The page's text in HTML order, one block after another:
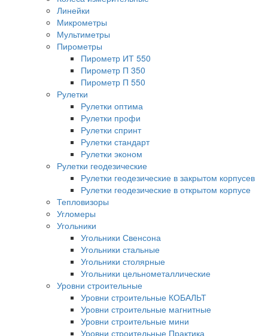
Линейки
Микрометры
Мультиметры
Пирометры
Пирометр ИТ 550
Пирометр П 350
Пирометр П 550
Рулетки
Рулетки оптима
Рулетки профи
Рулетки спринт
Рулетки стандарт
Рулетки эконом
Рулетки геодезические
Рулетки геодезические в закрытом корпусев
Рулетки геодезические в открытом корпусе
Тепловизоры
Угломеры
Угольники
Угольники Свенсона
Угольники стальные
Угольники столярные
Угольники цельнометаллические
Уровни строительные
Уровни строительные КОБАЛЬТ
Уровни строительные магнитные
Уровни строительные мини
Уровни строительные Практика